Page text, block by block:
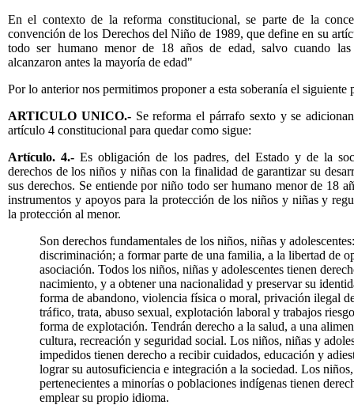
En el contexto de la reforma constitucional, se parte de la
convención de los Derechos del Niño de 1989, que define en su
todo ser humano menor de 18 años de edad, salvo cuando las
alcanzaron antes la mayoría de edad"
Por lo anterior nos permitimos proponer a esta soberanía el siguiente
ARTICULO UNICO.-Se reforma el párrafo sexto y se
artículo 4 constitucional para quedar como sigue:
Artículo. 4.- Es obligación de los padres, del Estado y de la
derechos de los niños y niñas con la finalidad de garantizar su
sus derechos. Se entiende por niño todo ser humano menor de 18
instrumentos y apoyos para la protección de los niños y niñas y
la protección al menor.
Son derechos fundamentales de los niños, niñas y
discriminación; a formar parte de una familia, a la libertad de
asociación. Todos los niños, niñas y adolescentes tienen
nacimiento, y a obtener una nacionalidad y preservar su
forma de abandono, violencia física o moral, privación ilegal
tráfico, trata, abuso sexual, explotación laboral y trabajos
forma de explotación. Tendrán derecho a la salud, a una
cultura, recreación y seguridad social. Los niños, niñas y
impedidos tienen derecho a recibir cuidados, educación y
lograr su autosuficiencia e integración a la sociedad. Los
pertenecientes a minorías o poblaciones indígenas tienen
emplear su propio idioma.